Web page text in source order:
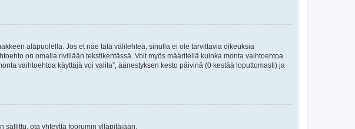
alapuolella. Jos et näe tätä välilehteä, sinulla ei ole tarvittavia oikeuksia
on omalla rivillään tekstikentässä. Voit myös määritellä kuinka monta vaihtoehtoa
vaihtoehtoa käyttäjä voi valita”, äänestyksen kesto päivinä (0 kestää loputtomasti) ja
sallittu, ota yhteyttä foorumin ylläpitäjään.